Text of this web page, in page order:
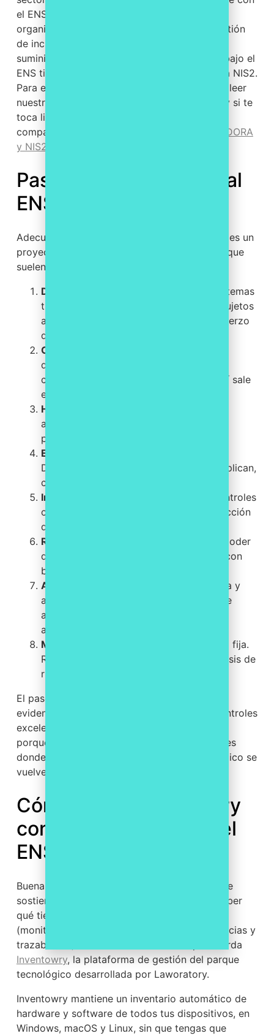
el ENS la lógica de medidas técnicas y
organizativas proporcionales al riesgo, la gestión
de incidentes y la seguridad en la cadena de
suministro. Una organización que ya trabaja bajo el
ENS tiene buena parte del camino hecho para NIS2.
Para entender ese marco con detalle, puedes leer
nuestra guía sobre
, y si te
toca lidiar con varios marcos a la vez, la
comparativa de
cumplimiento simultáneo de DORA
y NIS2
Pasos para adecuarse al
ENS
Adecuarse al esquema nacional de seguridad es un
proyecto, no un trámite. Estos son los pasos que
suelen funcionar mejor:
Determina el alcance.
Identifica qué sistemas
tratan información o prestan servicios sujetos
al ENS. Acotar bien el alcance evita esfuerzo
desperdiciado.
Categoriza el sistema.
dimensiones de seguridad y asigna la
categoría (básica, media o alta). De aquí sale
el nivel de exigencia.
Haz el análisis de riesgos.
amenazas, vulnerabilidades y el impacto
potencial sobre tus activos.
Elabora la Declaración de Aplicabilidad.
Documenta qué medidas del catálogo aplican,
cuáles no y por qué.
Implanta las medidas.
Despliega los controles
organizativos, operacionales y de protección
que correspondan.
Reúne evidencias.
Cada medida debe poder
demostrarse con pruebas objetivas, no con
buenas intenciones.
Audita y certifica.
Para categorías media y
alta la conformidad se acredita mediante
auditoría; en básica, suele bastar una
autoevaluación.
Mantén y mejora.
El ENS no es una foto fija.
Revisa periódicamente, actualiza el análisis de
riesgos y corrige desviaciones.
El paso que más se subestima es el de las
evidencias. Una organización puede tener controles
excelentes y aun así suspender una auditoría
porque no es capaz de demostrarlos. Y aquí es
donde la operativa diaria del parque tecnológico se
vuelve decisiva.
Cómo ayuda Inventowry
con el cumplimiento del
ENS
Buena parte del marco operacional del ENS se
sostiene sobre tres pilares muy concretos: saber
qué tienes (inventario), saber qué pasa
(monitorización) y poder demostrarlo (evidencias y
trazabilidad). Eso es exactamente lo que aborda
Inventowry, la plataforma de gestión del parque
tecnológico desarrollada por Laworatory.
Inventowry mantiene un inventario automático de
hardware y software de todos tus dispositivos, en
Windows, macOS y Linux, sin que tengas que